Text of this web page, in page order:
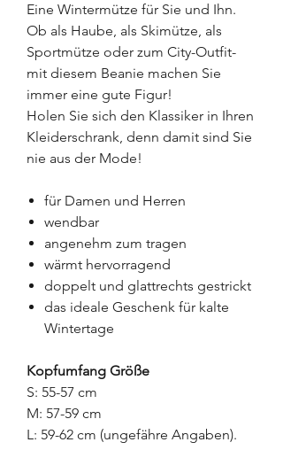
Eine Wintermütze für Sie und Ihn.
Ob als Haube, als Skimütze, als
Sportmütze oder zum City-Outfit-
mit diesem Beanie machen Sie
immer eine gute Figur!
Holen Sie sich den Klassiker in Ihren
Kleiderschrank, denn damit sind Sie
nie aus der Mode!
für Damen und Herren
wendbar
angenehm zum tragen
wärmt hervorragend
doppelt und glattrechts gestrickt
das ideale Geschenk für kalte
Wintertage
Kopfumfang Größe
S: 55-57 cm
M: 57-59 cm
L: 59-62 cm (ungefähre Angaben).